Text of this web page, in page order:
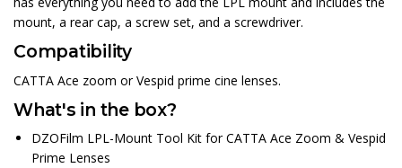
mount, a rear cap, a screw set, and a screwdriver.
Compatibility
CATTA Ace zoom or Vespid prime cine lenses.
What's in the box?
DZOFilm LPL-Mount Tool Kit for CATTA Ace Zoom & Vespid
Prime Lenses